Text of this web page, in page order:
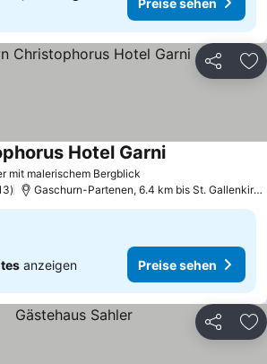
Teilen
mit malerischem Bergblick
Hotel Garni
Gaschurn-Partenen, 6.4 km bis St. Gallenkirch - Gortipohl
anzeigen Preise sehen
Teilen